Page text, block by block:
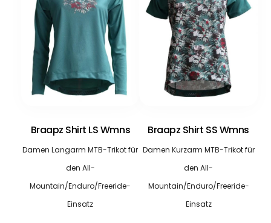
Braapz Shirt LS Wmns
Damen Langarm MTB-Trikot für
den All-
Mountain/Enduro/Freeride-
Einsatz
Braapz Shirt SS Wmns
Damen Kurzarm MTB-Trikot für
den All-
Mountain/Enduro/Freeride-
Einsatz